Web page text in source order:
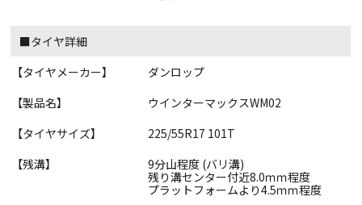
■タイヤ詳細
【タイヤメーカー】
ダンロップ
【製品名】
ウインターマックスWM02
【タイヤサイズ】
225/55R17 101T
【残溝】
9分山程度 (バリ溝)
残り溝センター付近8.0ｍｍ程度
プラットフォームより4.5ｍｍ程度